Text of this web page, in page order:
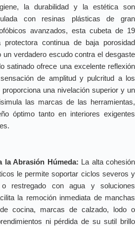
la durabilidad y la estética son
con resinas plásticas de gran
avanzados, esta cubeta de 19
continua de baja porosidad
verdadero escudo contra el desgaste
satinado ofrece una excelente reflexión
de amplitud y pulcritud a los
una nivelación superior y un
las marcas de las herramientas,
óptimo tanto en interiores exigentes
la Abrasión Húmeda: La alta cohesión
le permite soportar ciclos severos y
restregado con agua y soluciones
la remoción inmediata de manchas
cocina, marcas de calzado, lodo o
ni pérdida de su sutil brillo